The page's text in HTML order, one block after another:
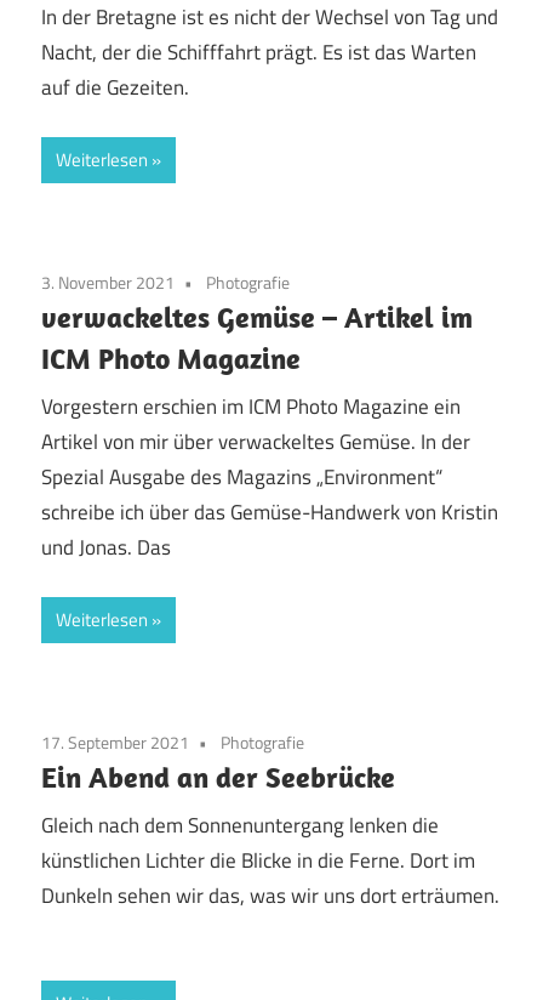
In der Bretagne ist es nicht der Wechsel von Tag und
Nacht, der die Schifffahrt prägt. Es ist das Warten
auf die Gezeiten.
Weiterlesen
3. November 2021 Photografie
verwackeltes Gemüse – Artikel im
ICM Photo Magazine
Vorgestern erschien im ICM Photo Magazine ein
Artikel von mir über verwackeltes Gemüse. In der
Spezial Ausgabe des Magazins „Environment“
schreibe ich über das Gemüse-Handwerk von Kristin
und Jonas. Das
Weiterlesen
17. September 2021 Photografie
Ein Abend an der Seebrücke
Gleich nach dem Sonnenuntergang lenken die
künstlichen Lichter die Blicke in die Ferne. Dort im
Dunkeln sehen wir das, was wir uns dort erträumen.